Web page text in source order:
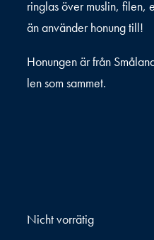
ringlas över muslin, filen,
än använder honung till!
Honungen är från
len som sammet.
Nicht vorrätig